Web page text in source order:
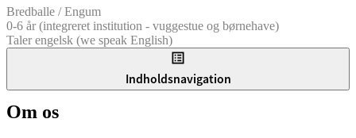
Bredballe / Engum
0-6 år (integreret institution - vuggestue og børnehave)
Taler engelsk (we speak English)
Indholdsnavigation
Om os